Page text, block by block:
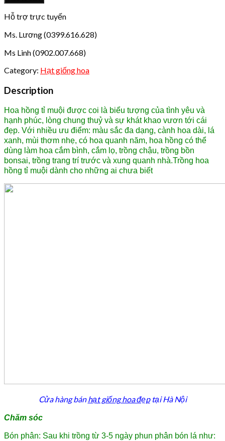
tỉ
muội
Hỗ trợ trực tuyến
Ms. Lương (0399.616.628)
Ms Linh (0902.007.668)
Category: Hạt giống hoa
Description
Hoa hồng tỉ muội được coi là biểu tư­ợng của tình yêu và
hạnh phúc, lòng chung thuỷ và sự khát khao v­ươn tới cái
đẹp. Với nhiều ư­u điểm: màu sắc đa dạng, cành hoa dài, lá
xanh, mùi thơm nhẹ, có hoa quanh năm, hoa hồng có thể
dùng làm hoa cắm bình, cắm lọ, trồng chậu, trồng bồn
bonsai, trồng trang trí tr­ước và xung quanh nhà.Trồng hoa
hồng tỉ muội dành cho những ai chưa biết
Cửa hàng bánhạt giống hoa đẹptại Hà Nội
Chăm sóc
Bón phân: Sau khi trồng từ 3-5 ngày phun phân bón lá như: